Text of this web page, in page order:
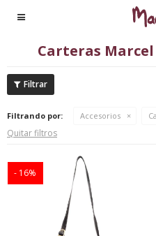

Carteras Marcel
Filtrando por: Accesorios
Quitar filtros
16